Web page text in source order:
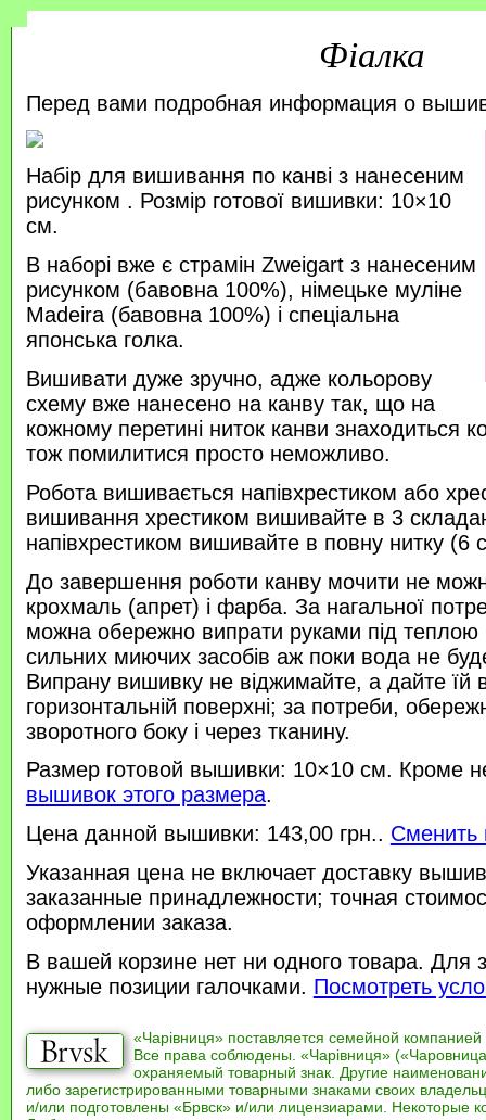
Фіалка
Перед вами подробная информация о
Набір для вишивання по канві з нанесеним
рисунком . Розмір готової вишивки: 10×10
см.
В наборі вже є страмін Zweigart з нанесеним
рисунком (бавовна 100%), німецьке муліне
Madeira (бавовна 100%) і спеціальна
японська голка.
Вишивати дуже зручно, адже кольорову
схему вже нанесено на канву так, що на
кожному перетині ниток канви знаходиться
тож помилитися просто неможливо.
Робота вишивається напівхрестиком або
вишивання хрестиком вишивайте в 3
напівхрестиком вишивайте в повну нитку (6
До завершення роботи канву мочити не
крохмаль (апрет) і фарба. За нагальної
можна обережно випрати руками під
сильних миючих засобів аж поки вода не
Випрану вишивку не віджимайте, а дайте їй
горизонтальній поверхні; за потреби,
зворотного боку і через тканину.
Размер готовой вышивки: 10×10 см. Кроме
вышивок этого размера.
Цена данной вышивки: 143,00 грн.. Сменить
Указанная цена не включает доставку
заказанные принадлежности; точная
оформлении заказа.
В вашей корзине нет ни одного товара. Для
нужные позиции галочками. Посмотреть
«Чарівниця» поставляется семейной компанией
Все права соблюдены. «Чарівниця»
охраняемый товарный знак. Другие
либо зарегистрированными товарными знаками своих
и/или подготовлены «Брвск» и/или лицензиарами. Некоторые